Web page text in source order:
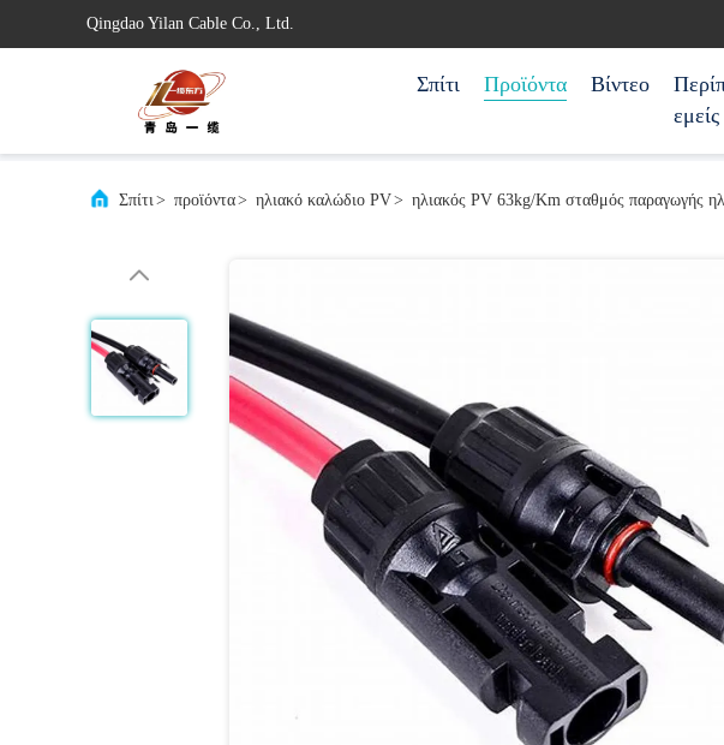
Qingdao Yilan Cable Co., Ltd.
Σπίτι Προϊόντα Βίντεο
εμείς
Σπίτι> προϊόντα> ηλιακό καλώδιο PV> ηλιακός PV 63kg/Km σταθμός παραγωγής